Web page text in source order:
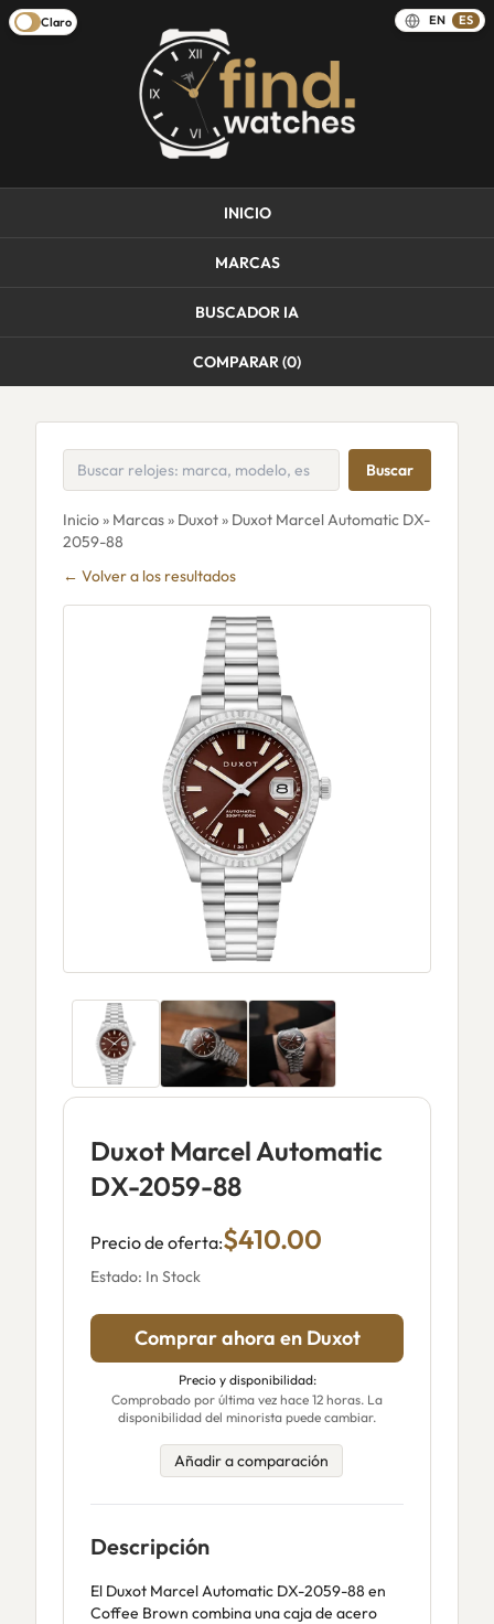
Claro EN ES
INICIO
MARCAS
BUSCADOR IA
COMPARAR (0)
Buscar
Inicio» Marcas» Duxot» Duxot Marcel Automatic DX-
2059-88
← Volver a los resultados
Duxot Marcel Automatic
DX-2059-88
Precio de oferta:$410.00
Estado: In Stock
Comprar ahora en Duxot
Precio y disponibilidad:
Comprobado por última vez hace 12 horas. La
disponibilidad del minorista puede cambiar.
Añadir a comparación
Descripción
El Duxot Marcel Automatic DX-2059-88 en
Coffee Brown combina una caja de acero